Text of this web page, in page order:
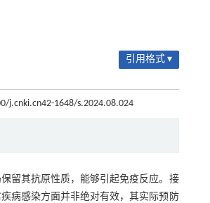
引用格式 ▾
j.cnki.cn42-1648/s.2024.08.024
留其抗原性质，能够引起免疫反应。接
病感染方面并非绝对有效，其实际预防